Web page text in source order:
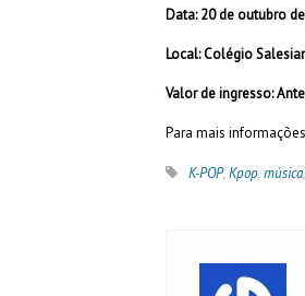
Data: 20 de outubro
Local: Colégio
Valor de ingresso:
Para mais
K-POP,Kpop,música,